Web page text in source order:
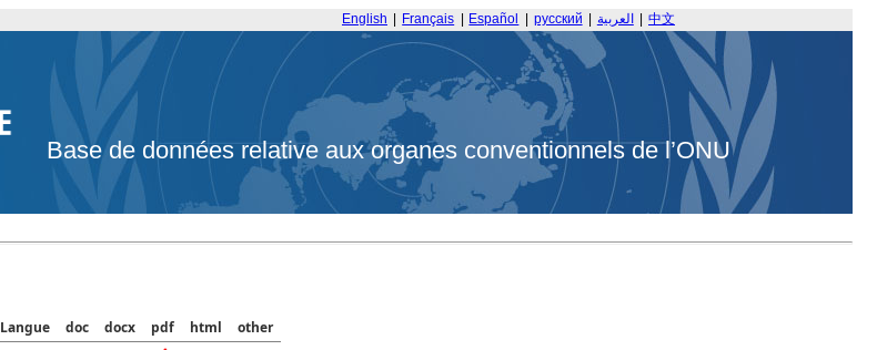
English Français Español русский العربية 中文
Base de données relative aux organes conventionnels de l’ONU
Langue doc docx pdf html
other